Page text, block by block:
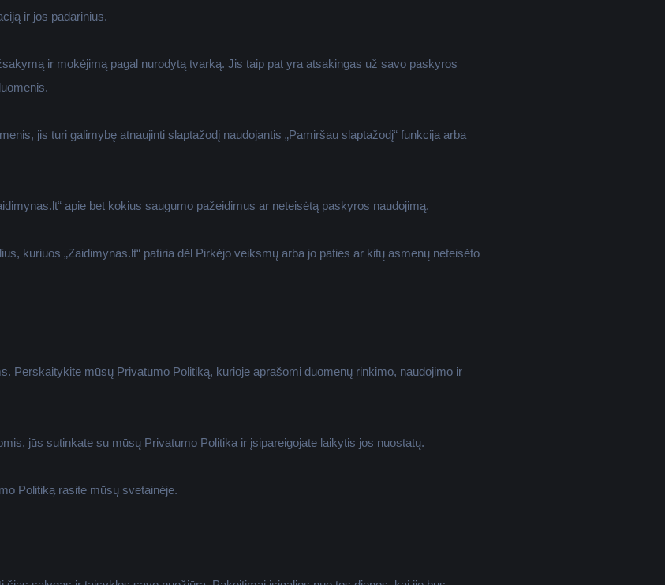
ir jos padarinius.
ir mokėjimą pagal nurodytą tvarką. Jis taip pat yra atsakingas už savo paskyros
jis turi galimybę atnaujinti slaptažodį naudojantis „Pamiršau slaptažodį“ funkcija arba
apie bet kokius saugumo pažeidimus ar neteisėtą paskyros naudojimą.
kuriuos „Zaidimynas.lt“ patiria dėl Pirkėjo veiksmų arba jo paties ar kitų asmenų neteisėto
Perskaitykite mūsų Privatumo Politiką, kurioje aprašomi duomenų rinkimo, naudojimo ir
jūs sutinkate su mūsų Privatumo Politika ir įsipareigojate laikytis jos nuostatų.
Politiką rasite mūsų svetainėje.